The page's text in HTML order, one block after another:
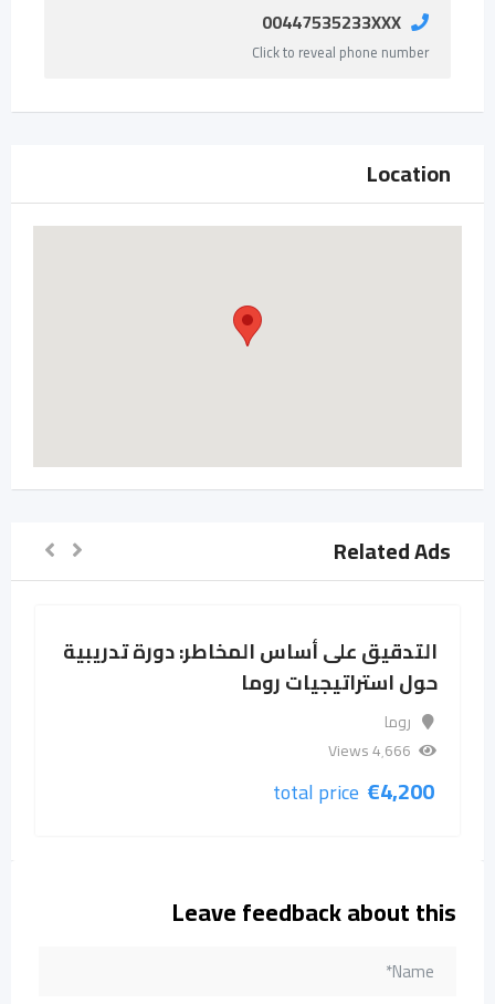
00447535233XXX
Click to reveal phone number
Location
Related Ads
التدقيق على أساس المخاطر: دورة تدريبية
حول استراتيجيات روما
روما
4٬666 Views
€4,200
total price
Leave feedback about this